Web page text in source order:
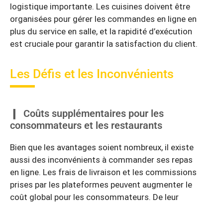
logistique importante. Les cuisines doivent être
organisées pour gérer les commandes en ligne en
plus du service en salle, et la rapidité d’exécution
est cruciale pour garantir la satisfaction du client.
Les Défis et les Inconvénients
Coûts supplémentaires pour les
consommateurs et les restaurants
Bien que les avantages soient nombreux, il existe
aussi des inconvénients à commander ses repas
en ligne. Les frais de livraison et les commissions
prises par les plateformes peuvent augmenter le
coût global pour les consommateurs. De leur